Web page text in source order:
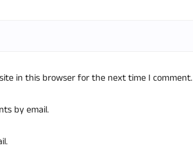
in this browser for the next time I comment.
by email.